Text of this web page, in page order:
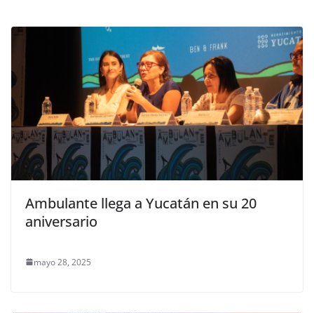
Ambulante llega a Yucatán en su 20
aniversario
mayo 28, 2025